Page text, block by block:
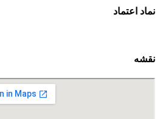
نماد اعتماد
نقشه